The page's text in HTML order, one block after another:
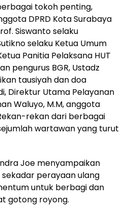
tokoh penting,
DPRD Kota Surabaya
Siswanto selaku
selaku Ketua Umum
Panitia Pelaksana HUT
pengurus BGR, Ustadz
tausiyah dan doa
Direktur Utama Pelayanan
Waluyo, M.M, anggota
rekan dari berbagai
wartawan yang turut
Joe menyampaikan
perayaan ulang
untuk berbagi dan
gotong royong.